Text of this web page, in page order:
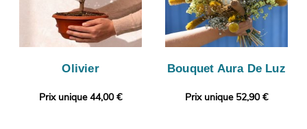
Olivier
Prix unique 44,00 €
Bouquet Aura De Luz
Prix unique 52,90 €